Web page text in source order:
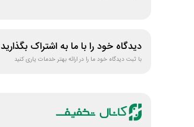
دیدگاه خود را با ما به اشتراک بگذارید
با ثبت دیدگاه خود ما را در ارائه بهتر خدمات یاری کنید